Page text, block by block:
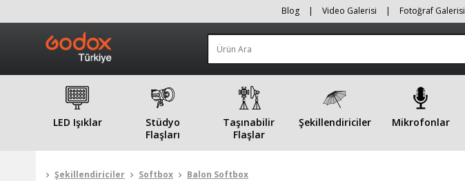
Blog | Video Galerisi | Fotoğraf Galerisi
LED Işıklar
Stüdyo
Flaşları
Taşınabilir
Flaşlar
Şekillendiriciler Mikrofonlar
Şekillendiriciler Softbox Balon Softbox